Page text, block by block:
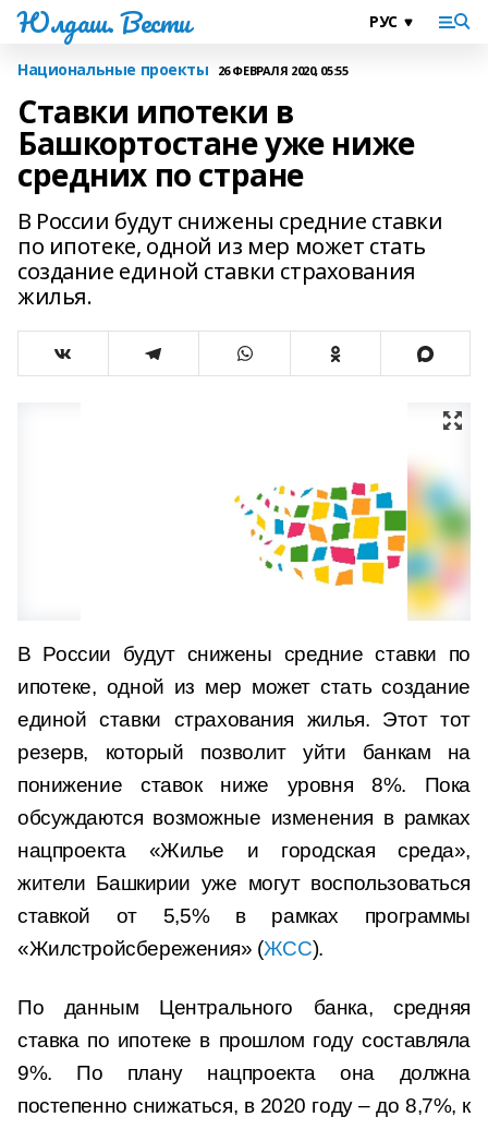
Юлдаш. Вести
Национальные проекты 26 ФЕВРАЛЯ 2020, 05:55
Ставки ипотеки в
Башкортостане уже ниже
средних по стране
В России будут снижены средние ставки
по ипотеке, одной из мер может стать
создание единой ставки страхования
жилья.
В России будут снижены средние ставки по
ипотеке, одной из мер может стать создание
единой ставки страхования жилья. Этот тот
резерв, который позволит уйти банкам на
понижение ставок ниже уровня 8%. Пока
обсуждаются возможные изменения в рамках
нацпроекта «Жилье и городская среда»,
жители Башкирии уже могут воспользоваться
ставкой от 5,5% в рамках программы
«Жилстройсбережения» (ЖСС).
По данным Центрального банка, средняя
ставка по ипотеке в прошлом году составляла
9%. По плану нацпроекта она должна
постепенно снижаться, в 2020 году – до 8,7%, к